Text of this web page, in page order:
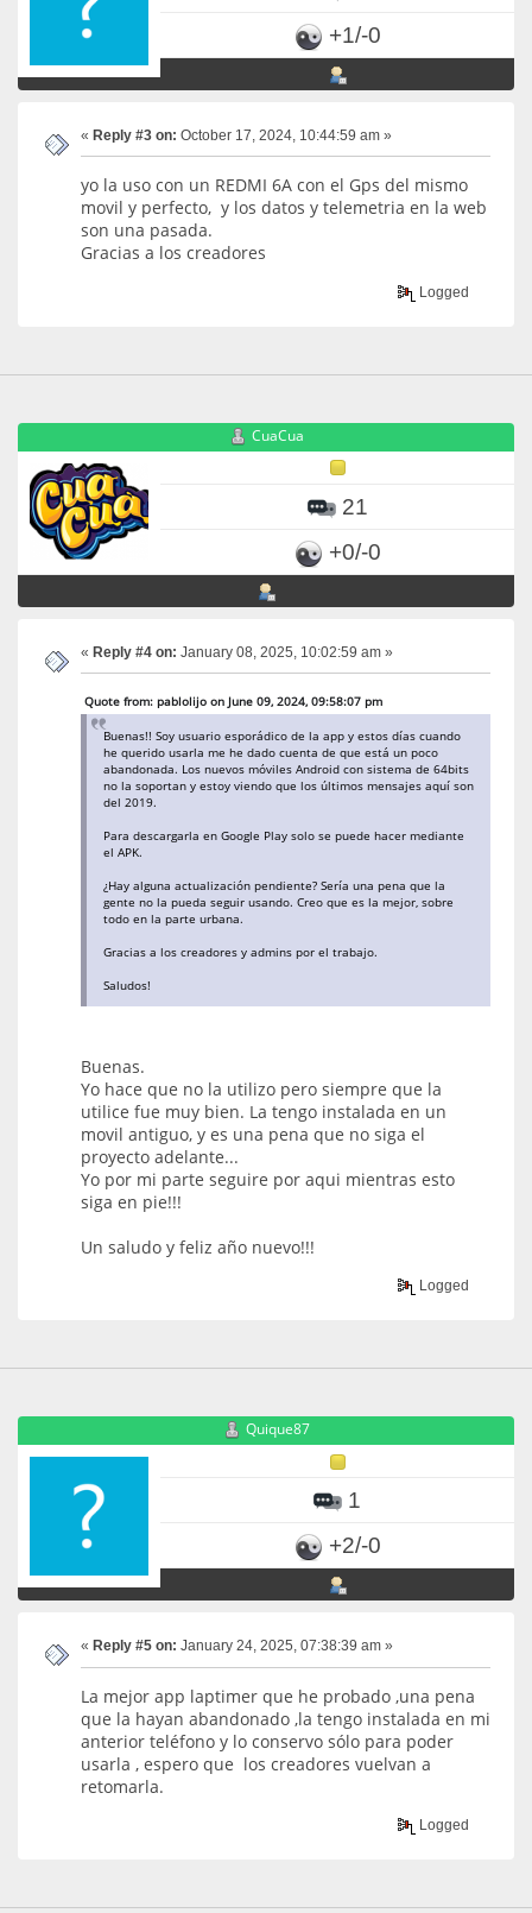
+1/-0
« Reply #3 on: October 17, 2024, 10:44:59 am »
yo la uso con un REDMI 6A con el Gps del mismo
movil y perfecto, y los datos y telemetria en la web
son una pasada.
Gracias a los creadores
Logged
CuaCua
21
+0/-0
« Reply #4 on: January 08, 2025, 10:02:59 am »
Quote from: pablolijo on June 09, 2024, 09:58:07 pm
Buenas!! Soy usuario esporádico de la app y estos días cuando
he querido usarla me he dado cuenta de que está un poco
abandonada. Los nuevos móviles Android con sistema de 64bits
no la soportan y estoy viendo que los últimos mensajes aquí son
del 2019.
Para descargarla en Google Play solo se puede hacer mediante
el APK.
¿Hay alguna actualización pendiente? Sería una pena que la
gente no la pueda seguir usando. Creo que es la mejor, sobre
todo en la parte urbana.
Gracias a los creadores y admins por el trabajo.
Saludos!
Buenas.
Yo hace que no la utilizo pero siempre que la
utilice fue muy bien. La tengo instalada en un
movil antiguo, y es una pena que no siga el
proyecto adelante...
Yo por mi parte seguire por aqui mientras esto
siga en pie!!!
Un saludo y feliz año nuevo!!!
Logged
Quique87
1
+2/-0
« Reply #5 on: January 24, 2025, 07:38:39 am »
La mejor app laptimer que he probado ,una pena
que la hayan abandonado ,la tengo instalada en mi
anterior teléfono y lo conservo sólo para poder
usarla , espero que los creadores vuelvan a
retomarla.
Logged